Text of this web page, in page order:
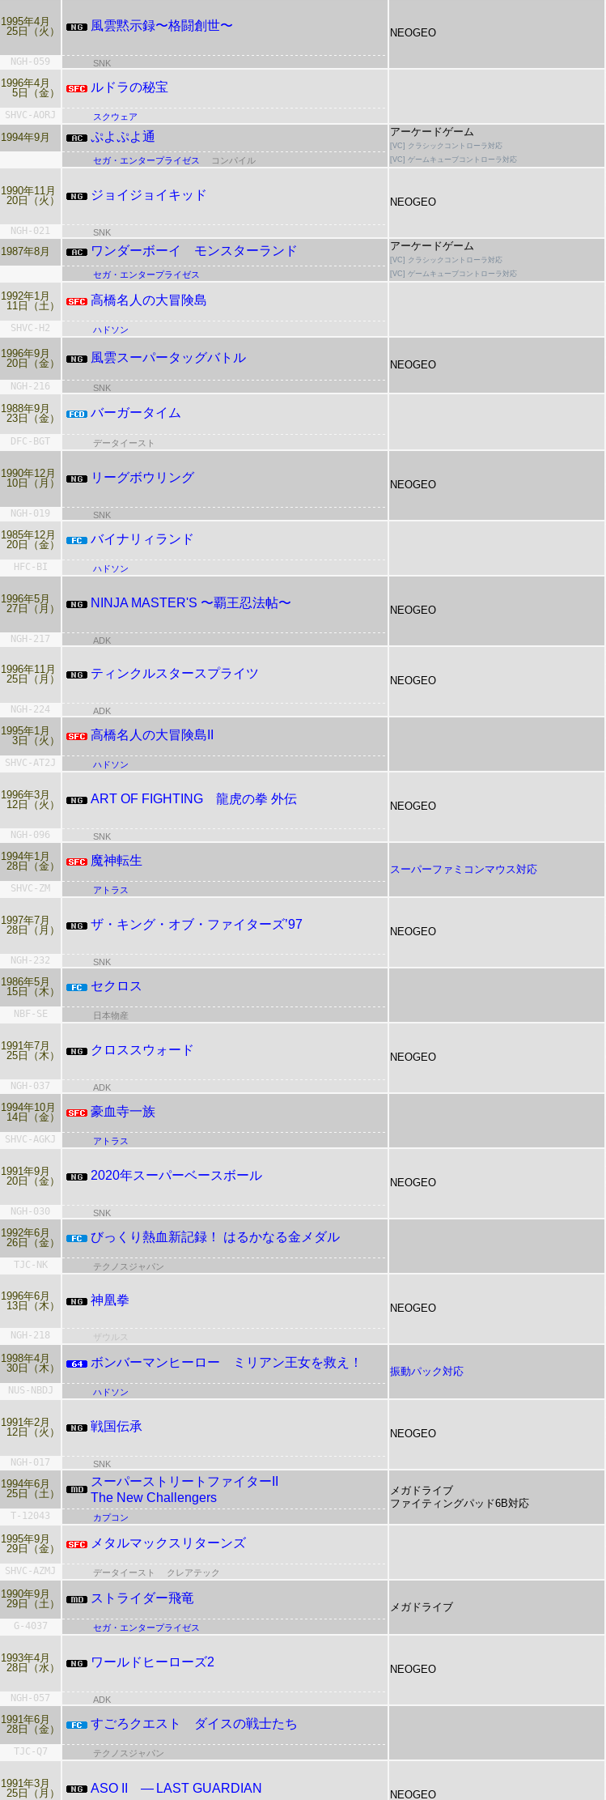
1995年4月
25日（火）
風雲黙示録〜格闘創世〜
NEOGEO
NGH-059 SNK
1996年4月
5日（金）
ルドラの秘宝
SHVC-AORJ スクウェア
1994年9月 ぷよぷよ通 アーケードゲーム
[VC] クラシックコントローラ対応
[VC] ゲームキューブコントローラ対応
セガ・エンタープライゼス コンパイル
1990年11月
20日（火）
ジョイジョイキッド
NEOGEO
NGH-021 SNK
1987年8月 ワンダーボーイ モンスターランド アーケードゲーム
[VC] クラシックコントローラ対応
[VC] ゲームキューブコントローラ対応
セガ・エンタープライゼス
1992年1月
11日（土）
高橋名人の大冒険島
SHVC-H2 ハドソン
1996年9月
20日（金）
風雲スーパータッグバトル
NEOGEO
NGH-216 SNK
1988年9月
23日（金）
バーガータイム
DFC-BGT データイースト
1990年12月
10日（月）
リーグボウリング
NEOGEO
NGH-019 SNK
1985年12月
20日（金）
バイナリィランド
HFC-BI ハドソン
1996年5月
27日（月）
NINJA MASTER'S 〜覇王忍法帖〜
NEOGEO
NGH-217 ADK
1996年11月
25日（月）
ティンクルスタースプライツ
NEOGEO
NGH-224 ADK
1995年1月
3日（火）
高橋名人の大冒険島II
SHVC-AT2J ハドソン
1996年3月
12日（火）
ART OF FIGHTING 龍虎の拳 外伝
NEOGEO
NGH-096 SNK
1994年1月
28日（金）
魔神転生
スーパーファミコンマウス対応
SHVC-ZM アトラス
1997年7月
28日（月）
ザ・キング・オブ・ファイターズ’97
NEOGEO
NGH-232 SNK
1986年5月
15日（木）
セクロス
NBF-SE 日本物産
1991年7月
25日（木）
クロススウォード
NEOGEO
NGH-037 ADK
1994年10月
14日（金）
豪血寺一族
SHVC-AGKJ アトラス
1991年9月
20日（金）
2020年スーパーベースボール
NEOGEO
NGH-030 SNK
1992年6月
26日（金）
びっくり熱血新記録！ はるかなる金メダル
TJC-NK テクノスジャパン
1996年6月
13日（木）
神凰拳
NEOGEO
NGH-218 ザウルス
1998年4月
30日（木）
ボンバーマンヒーロー ミリアン王女を救え！
振動パック対応
NUS-NBDJ ハドソン
1991年2月
12日（火）
戦国伝承
NEOGEO
NGH-017 SNK
1994年6月
25日（土）
スーパーストリートファイターII
The New Challengers
メガドライブ
ファイティングパッド6B対応
T-12043 カプコン
1995年9月
29日（金）
メタルマックスリターンズ
SHVC-AZMJ データイースト クレアテック
1990年9月
29日（土）
ストライダー飛竜
メガドライブ
G-4037 セガ・エンタープライゼス
1993年4月
28日（水）
ワールドヒーローズ2
NEOGEO
NGH-057 ADK
1991年6月
28日（金）
すごろクエスト ダイスの戦士たち
TJC-Q7 テクノスジャパン
1991年3月
25日（月）
ASO II ― LAST GUARDIAN NEOGEO